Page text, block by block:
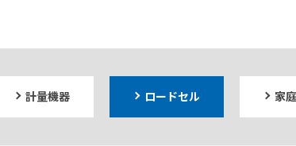
計量機器 ロードセル 家